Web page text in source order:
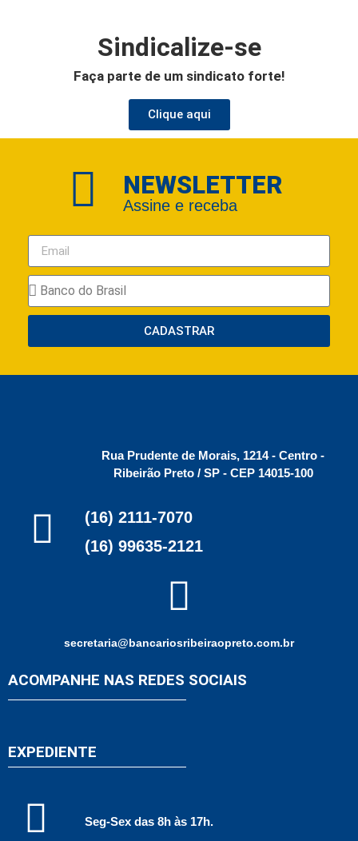
Sindicalize-se
Faça parte de um sindicato forte!
Clique aqui
NEWSLETTER
Assine e receba
CADASTRAR
Rua Prudente de Morais, 1214 - Centro -
Ribeirão Preto / SP - CEP 14015-100
(16) 2111-7070
(16) 99635-2121
secretaria@bancariosribeiraopreto.com.br
ACOMPANHE NAS REDES SOCIAIS
EXPEDIENTE
Seg-Sex das 8h às 17h.